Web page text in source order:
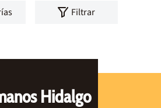
Filtrar
Hidalgo